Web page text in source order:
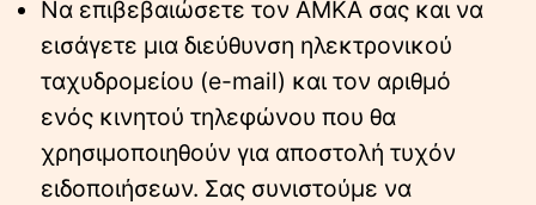
Να επιβεβαιώσετε τον ΑΜΚΑ σας και να
εισάγετε μια διεύθυνση ηλεκτρονικού
ταχυδρομείου (e-mail) και τον αριθμό
ενός κινητού τηλεφώνου που θα
χρησιμοποιηθούν για αποστολή τυχόν
ειδοποιήσεων. Σας συνιστούμε να